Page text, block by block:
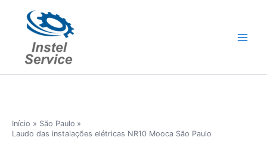
conteúdo
Início
São Paulo
Laudo das instalações elétricas NR10 Mooca São Paulo